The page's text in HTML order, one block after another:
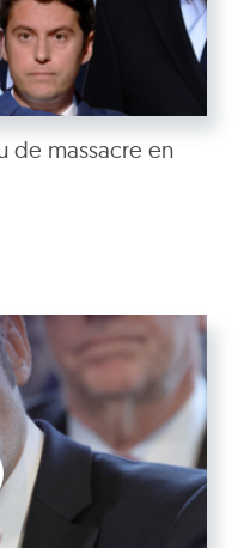
de massacre en